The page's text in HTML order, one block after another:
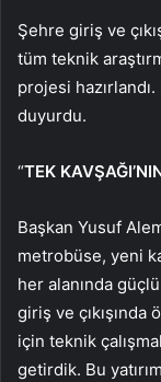
Şehre giriş ve
tüm teknik
projesi
duyurdu.
“TEK
Başkan Yusuf
metrobüse, yeni
her alanında
giriş ve çıkışında
için teknik
getirdik. Bu